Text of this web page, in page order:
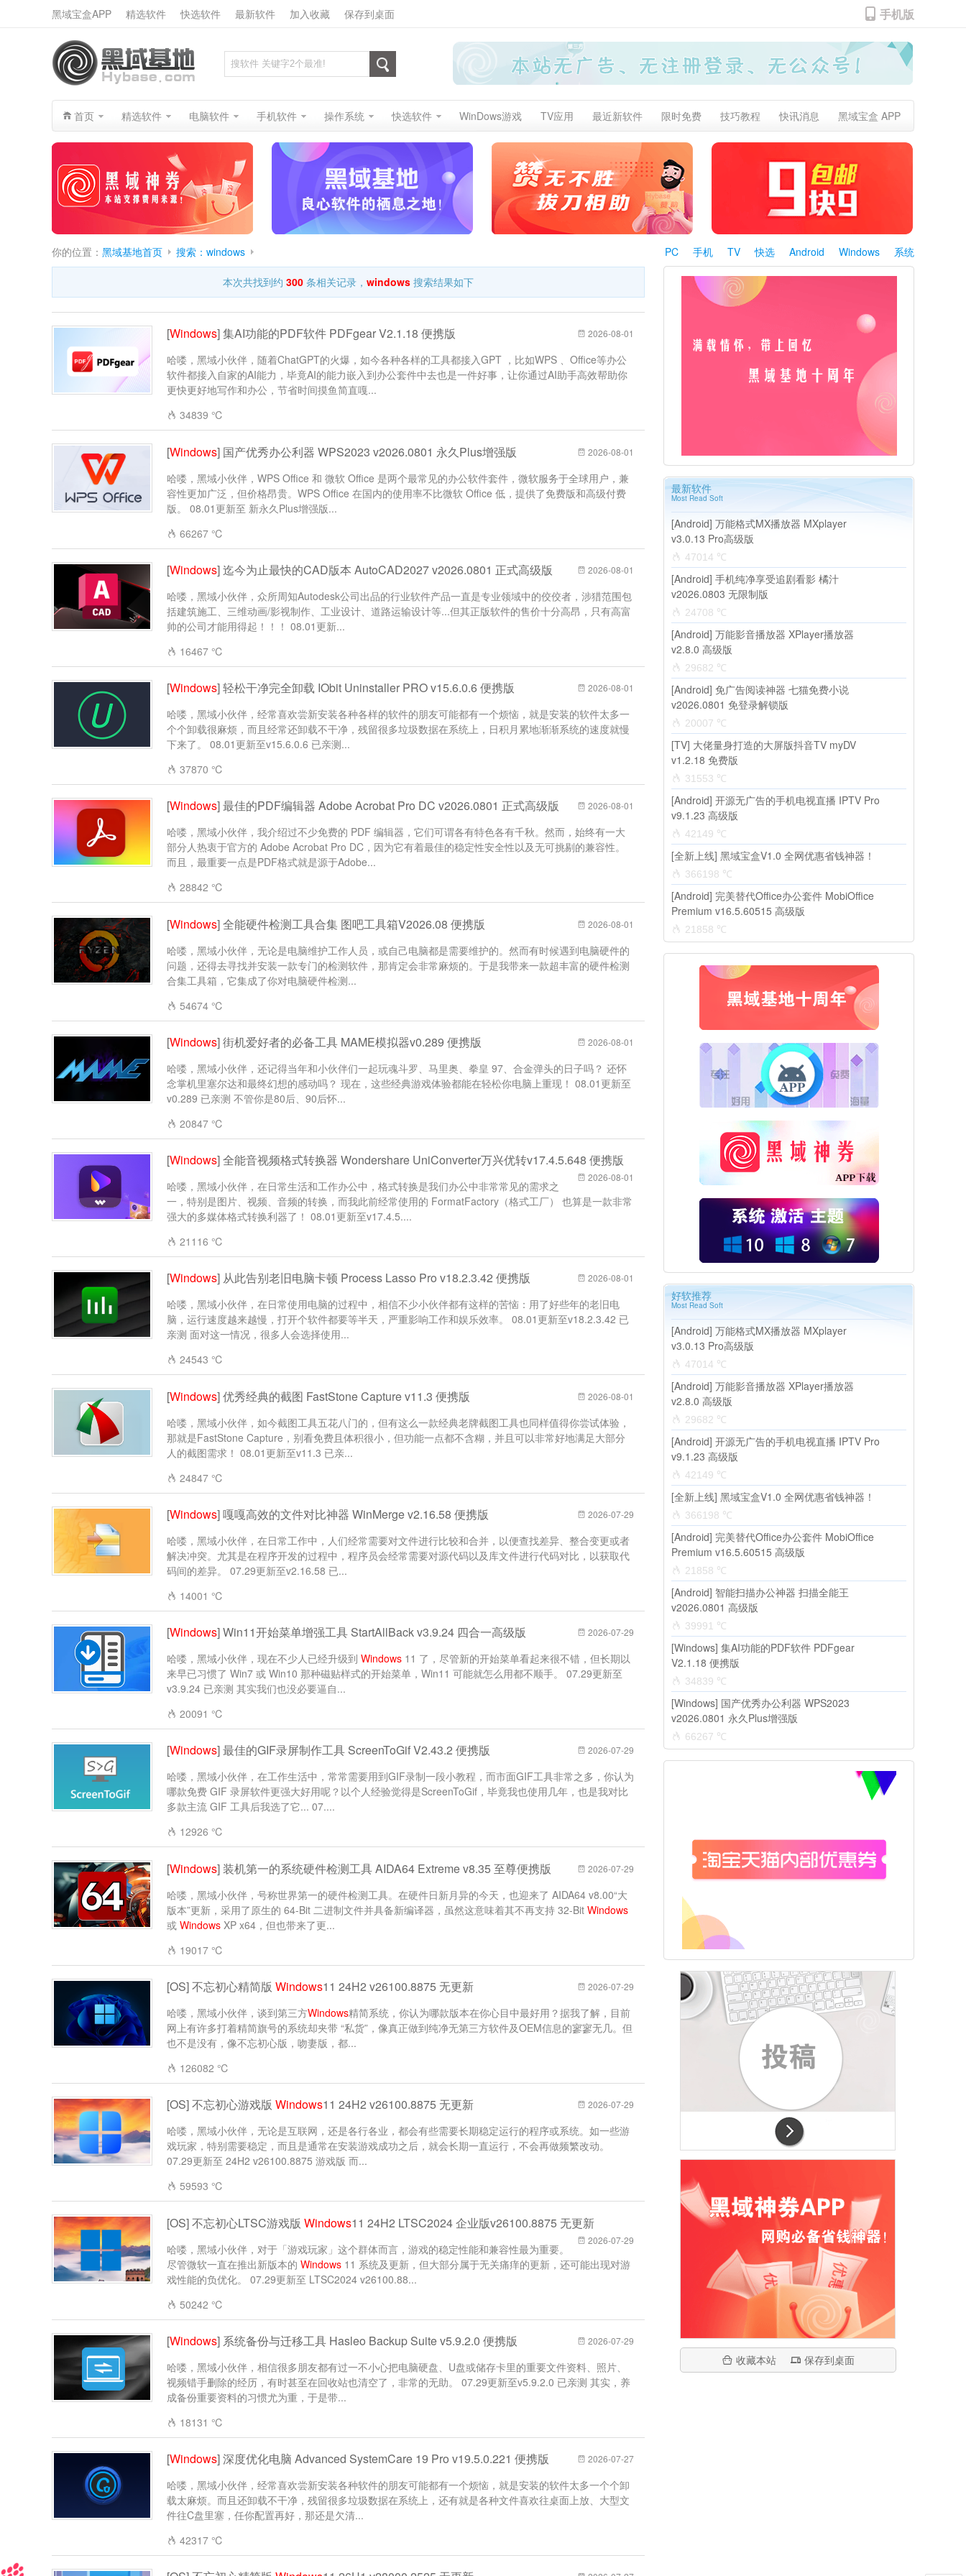
黑域宝盒APP 精选软件 快选软件 最新软件 加入收藏 保存到桌面 手机版
首页 精选软件 电脑软件 手机软件 操作系统 快选软件 WinDows游戏 TV应用 最近新软件 限时免费 技巧教程 快讯消息 黑域宝盒 APP
你的位置： 黑域基地首页 搜索：windows PC 手机 TV 快选 Android Windows 系统
本次共找到约 300 条相关记录， windows 搜索结果如下
[Windows] 集AI功能的PDF软件 PDFgear V2.1.18 便携版 2026-08-01
哈喽，黑域小伙伴，随着ChatGPT的火爆，如今各种各样的工具都接入GPT ，比如WPS 、Office等办公
软件都接入自家的AI能力，毕竟AI的能力嵌入到办公套件中去也是一件好事，让你通过AI助手高效帮助你
更快更好地写作和办公，节省时间摸鱼简直嘎...
34839 ℃
[Windows] 国产优秀办公利器 WPS2023 v2026.0801 永久Plus增强版 2026-08-01
哈喽，黑域小伙伴，WPS Office 和 微软 Office 是两个最常见的办公软件套件，微软服务于全球用户，兼
容性更加广泛，但价格昂贵。WPS Office 在国内的使用率不比微软 Office 低，提供了免费版和高级付费
版。 08.01更新至 新永久Plus增强版...
66267 ℃
[Windows] 迄今为止最快的CAD版本 AutoCAD2027 v2026.0801 正式高级版 2026-08-01
哈喽，黑域小伙伴，众所周知Autodesk公司出品的行业软件产品一直是专业领域中的佼佼者，涉猎范围包
括建筑施工、三维动画/影视制作、工业设计、道路运输设计等...但其正版软件的售价十分高昂，只有高富
帅的公司才能用得起！！！ 08.01更新...
16467 ℃
[Windows] 轻松干净完全卸载 IObit Uninstaller PRO v15.6.0.6 便携版 2026-08-01
哈喽，黑域小伙伴，经常喜欢尝新安装各种各样的软件的朋友可能都有一个烦恼，就是安装的软件太多一
个个卸载很麻烦，而且经常还卸载不干净，残留很多垃圾数据在系统上，日积月累地渐渐系统的速度就慢
下来了。 08.01更新至v15.6.0.6 已亲测...
37870 ℃
[Windows] 最佳的PDF编辑器 Adobe Acrobat Pro DC v2026.0801 正式高级版 2026-08-01
哈喽，黑域小伙伴，我介绍过不少免费的 PDF 编辑器，它们可谓各有特色各有千秋。然而，始终有一大
部分人热衷于官方的 Adobe Acrobat Pro DC，因为它有着最佳的稳定性安全性以及无可挑剔的兼容性。
而且，最重要一点是PDF格式就是源于Adobe...
28842 ℃
[Windows] 全能硬件检测工具合集 图吧工具箱V2026.08 便携版 2026-08-01
哈喽，黑域小伙伴，无论是电脑维护工作人员，或自己电脑都是需要维护的。然而有时候遇到电脑硬件的
问题，还得去寻找并安装一款专门的检测软件，那肯定会非常麻烦的。于是我带来一款超丰富的硬件检测
合集工具箱，它集成了你对电脑硬件检测...
54674 ℃
[Windows] 街机爱好者的必备工具 MAME模拟器v0.289 便携版 2026-08-01
哈喽，黑域小伙伴，还记得当年和小伙伴们一起玩魂斗罗、马里奥、拳皇 97、合金弹头的日子吗？ 还怀
念掌机里塞尔达和最终幻想的感动吗？ 现在，这些经典游戏体验都能在轻松你电脑上重现！ 08.01更新至
v0.289 已亲测 不管你是80后、90后怀...
20847 ℃
[Windows] 全能音视频格式转换器 Wondershare UniConverter万兴优转v17.4.5.648 便携版
2026-08-01
哈喽，黑域小伙伴，在日常生活和工作办公中，格式转换是我们办公中非常常见的需求之
一，特别是图片、视频、音频的转换，而我此前经常使用的 FormatFactory（格式工厂） 也算是一款非常
强大的多媒体格式转换利器了！ 08.01更新至v17.4.5....
21116 ℃
[Windows] 从此告别老旧电脑卡顿 Process Lasso Pro v18.2.3.42 便携版 2026-08-01
哈喽，黑域小伙伴，在日常使用电脑的过程中，相信不少小伙伴都有这样的苦恼：用了好些年的老旧电
脑，运行速度越来越慢，打开个软件都要等半天，严重影响工作和娱乐效率。 08.01更新至v18.2.3.42 已
亲测 面对这一情况，很多人会选择使用...
24543 ℃
[Windows] 优秀经典的截图 FastStone Capture v11.3 便携版 2026-08-01
哈喽，黑域小伙伴，如今截图工具五花八门的，但有这么一款经典老牌截图工具也同样值得你尝试体验，
那就是FastStone Capture，别看免费且体积很小，但功能一点都不含糊，并且可以非常好地满足大部分
人的截图需求！ 08.01更新至v11.3 已亲...
24847 ℃
[Windows] 嘎嘎高效的文件对比神器 WinMerge v2.16.58 便携版 2026-07-29
哈喽，黑域小伙伴，在日常工作中，人们经常需要对文件进行比较和合并，以便查找差异、整合变更或者
解决冲突。尤其是在程序开发的过程中，程序员会经常需要对源代码以及库文件进行代码对比，以获取代
码间的差异。 07.29更新至v2.16.58 已...
14001 ℃
[Windows] Win11开始菜单增强工具 StartAllBack v3.9.24 四合一高级版 2026-07-29
哈喽，黑域小伙伴，现在不少人已经升级到 Windows 11 了，尽管新的开始菜单看起来很不错，但长期以
来早已习惯了 Win7 或 Win10 那种磁贴样式的开始菜单，Win11 可能就怎么用都不顺手。 07.29更新至
v3.9.24 已亲测 其实我们也没必要逼自...
20091 ℃
[Windows] 最佳的GIF录屏制作工具 ScreenToGif V2.43.2 便携版 2026-07-29
哈喽，黑域小伙伴，在工作生活中，常常需要用到GIF录制一段小教程，而市面GIF工具非常之多，你认为
哪款免费 GIF 录屏软件更强大好用呢？以个人经验觉得是ScreenToGif，毕竟我也使用几年，也是我对比
多款主流 GIF 工具后我选了它... 07....
12926 ℃
[Windows] 装机第一的系统硬件检测工具 AIDA64 Extreme v8.35 至尊便携版 2026-07-29
哈喽，黑域小伙伴，号称世界第一的硬件检测工具。在硬件日新月异的今天，也迎来了 AIDA64 v8.00“大
版本”更新，采用了原生的 64-Bit 二进制文件并具备新编译器，虽然这意味着其不再支持 32-Bit Windows
或 Windows XP x64，但也带来了更...
19017 ℃
[OS] 不忘初心精简版 Windows11 24H2 v26100.8875 无更新 2026-07-29
哈喽，黑域小伙伴，谈到第三方Windows精简系统，你认为哪款版本在你心目中最好用？据我了解，目前
网上有许多打着精简旗号的系统却夹带 “私货”，像真正做到纯净无第三方软件及OEM信息的寥寥无几。但
也不是没有，像不忘初心版，吻妻版，都...
126082 ℃
[OS] 不忘初心游戏版 Windows11 24H2 v26100.8875 无更新 2026-07-29
哈喽，黑域小伙伴，无论是互联网，还是各行各业，都会有些需要长期稳定运行的程序或系统。如一些游
戏玩家，特别需要稳定，而且是通常在安装游戏成功之后，就会长期一直运行，不会再做频繁改动。
07.29更新至 24H2 v26100.8875 游戏版 而...
59593 ℃
[OS] 不忘初心LTSC游戏版 Windows11 24H2 LTSC2024 企业版v26100.8875 无更新
2026-07-29
哈喽，黑域小伙伴，对于「游戏玩家」这个群体而言，游戏的稳定性能和兼容性最为重要。
尽管微软一直在推出新版本的 Windows 11 系统及更新，但大部分属于无关痛痒的更新，还可能出现对游
戏性能的负优化。 07.29更新至 LTSC2024 v26100.88...
50242 ℃
[Windows] 系统备份与迁移工具 Hasleo Backup Suite v5.9.2.0 便携版 2026-07-29
哈喽，黑域小伙伴，相信很多朋友都有过一不小心把电脑硬盘、U盘或储存卡里的重要文件资料、照片、
视频错手删除的经历，有时甚至在回收站也清空了，非常的无助。 07.29更新至v5.9.2.0 已亲测 其实，养
成备份重要资料的习惯尤为重，于是带...
18131 ℃
[Windows] 深度优化电脑 Advanced SystemCare 19 Pro v19.5.0.221 便携版 2026-07-27
哈喽，黑域小伙伴，经常喜欢尝新安装各种软件的朋友可能都有一个烦恼，就是安装的软件太多一个个卸
载太麻烦。而且还卸载不干净，残留很多垃圾数据在系统上，还有就是各种文件喜欢往桌面上放、大型文
件往C盘里塞，任你配置再好，那还是欠清...
42317 ℃
最新软件
Most Read Soft
[Android] 万能格式MX播放器 MXplayer
v3.0.13 Pro高级版
47014 ℃
[Android] 手机纯净享受追剧看影 橘汁
v2026.0803 无限制版
24708 ℃
[Android] 万能影音播放器 XPlayer播放器
v2.8.0 高级版
29682 ℃
[Android] 免广告阅读神器 七猫免费小说
v2026.0801 免登录解锁版
20007 ℃
[TV] 大佬量身打造的大屏版抖音TV myDV
v1.2.18 免费版
31553 ℃
[Android] 开源无广告的手机电视直播 IPTV Pro
v9.1.23 高级版
42149 ℃
[全新上线] 黑域宝盒V1.0 全网优惠省钱神器！
366198 ℃
[Android] 完美替代Office办公套件 MobiOffice
Premium v16.5.60515 高级版
21858 ℃
好软推荐
Most Read Soft
[Android] 万能格式MX播放器 MXplayer
v3.0.13 Pro高级版
47014 ℃
[Android] 万能影音播放器 XPlayer播放器
v2.8.0 高级版
29682 ℃
[Android] 开源无广告的手机电视直播 IPTV Pro
v9.1.23 高级版
42149 ℃
[全新上线] 黑域宝盒V1.0 全网优惠省钱神器！
366198 ℃
[Android] 完美替代Office办公套件 MobiOffice
Premium v16.5.60515 高级版
21858 ℃
[Android] 智能扫描办公神器 扫描全能王
v2026.0801 高级版
39991 ℃
[Windows] 集AI功能的PDF软件 PDFgear
V2.1.18 便携版
34839 ℃
[Windows] 国产优秀办公利器 WPS2023
v2026.0801 永久Plus增强版
66267 ℃
收藏本站 保存到桌面